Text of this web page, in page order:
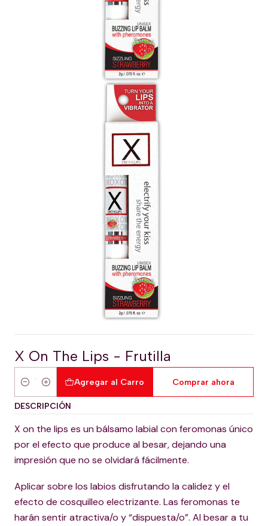
X On The Lips - Frutilla
Cantidad
Agregar al Carro Comprar ahora
DESCRIPCIÓN
X on the lips es un bálsamo labial con feromonas único
por el efecto que produce al besar, dejando una
impresión que no se olvidará fácilmente.
Aplicar sobre los labios disfrutando la calidez y el
efecto de cosquilleo electrizante. Las feromonas te
harán sentir atractiva/o y “dispuesta/o”. Al besar a tu